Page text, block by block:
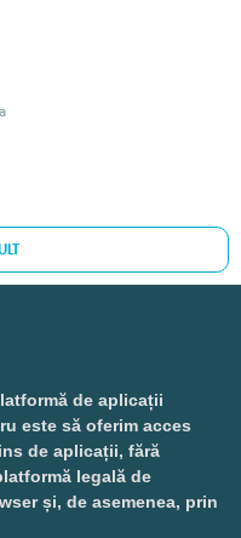
de aplicații
este să oferim acces
de aplicații, fără
legală de
și, de asemenea, prin